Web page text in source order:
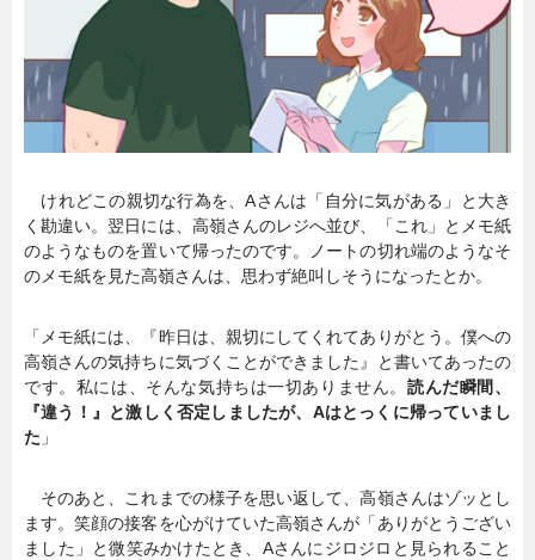
けれどこの親切な行為を、Aさんは「自分に気がある」と大き
く勘違い。翌日には、高嶺さんのレジへ並び、「これ」とメモ紙
のようなものを置いて帰ったのです。ノートの切れ端のようなそ
のメモ紙を見た高嶺さんは、思わず絶叫しそうになったとか。
「メモ紙には、『昨日は、親切にしてくれてありがとう。僕への
高嶺さんの気持ちに気づくことができました』と書いてあったの
です。私には、そんな気持ちは一切ありません。読んだ瞬間、
『違う！』と激しく否定しましたが、Aはとっくに帰っていまし
た 」
そのあと、これまでの様子を思い返して、高嶺さんはゾッとし
ます。笑顔の接客を心がけていた高嶺さんが「ありがとうござい
ました」と微笑みかけたとき、Aさんにジロジロと見られること